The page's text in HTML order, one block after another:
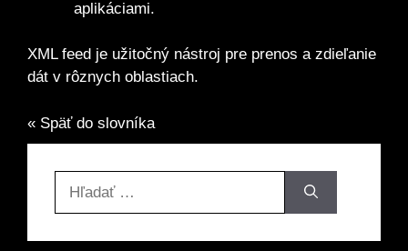
aplikáciami.
XML feed je užitočný nástroj pre prenos a zdieľanie
dát v rôznych oblastiach.
« Späť do slovníka